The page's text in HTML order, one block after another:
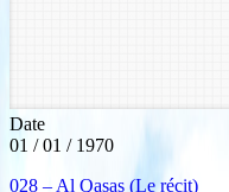
Date
01 / 01 / 1970
028 – Al Qasas (Le récit)